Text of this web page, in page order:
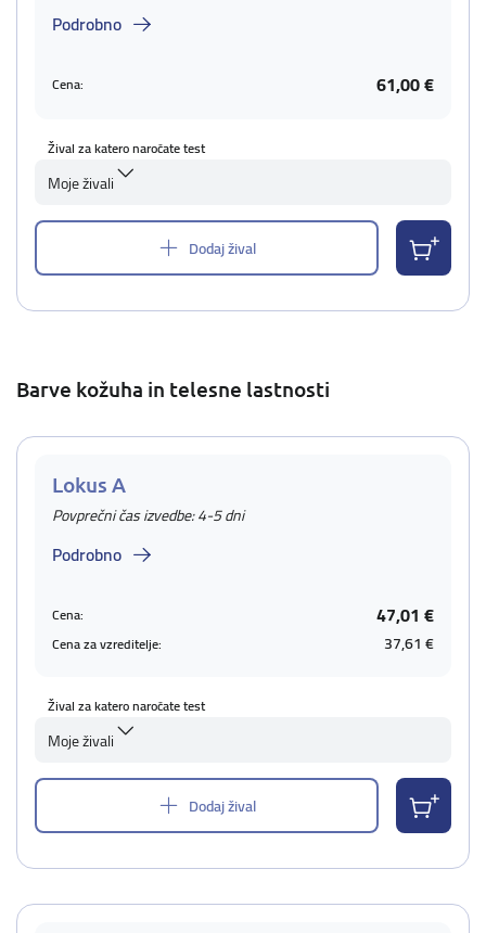
Podrobno
Cena: 61,00 €
Žival za katero naročate test
Moje živali
Dodaj žival
Barve kožuha in telesne lastnosti
Lokus A
Povprečni čas izvedbe: 4-5 dni
Podrobno
Cena: 47,01 €
Cena za vzreditelje: 37,61 €
Žival za katero naročate test
Moje živali
Dodaj žival